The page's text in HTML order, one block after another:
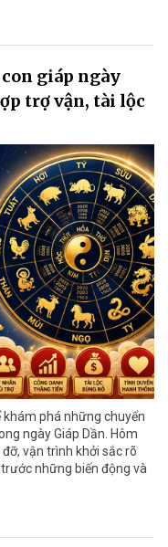
giáp ngày
trợ vận, tài lộc
phá những chuyển
ngày Giáp Dần. Hôm
vận trình khởi sắc rõ
những biến động và